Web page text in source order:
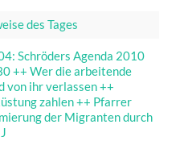
des Tages
Schröders Agenda 2010
++ Wer die arbeitende
von ihr verlassen ++
zahlen ++ Pfarrer
der Migranten durch